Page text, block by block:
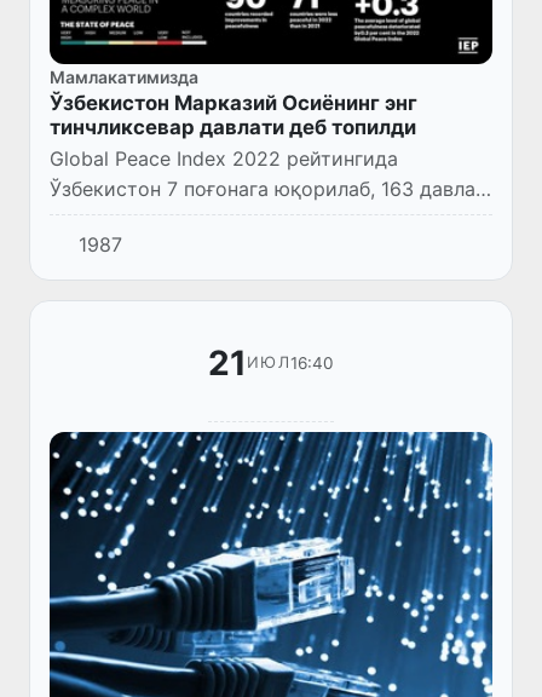
Мамлакатимизда
Ўзбекистон Марказий Осиёнинг энг
тинчликсевар давлати деб топилди
Global Peace Index 2022 рейтингида
Ўзбекистон 7 поғонага юқорилаб, 163 давлат
орасида 86-ўринни эгаллади.
1987
21 ИЮЛ16:40